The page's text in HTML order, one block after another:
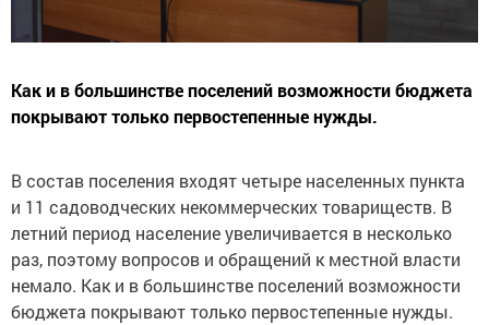
Как и в большинстве поселений возможности бюджета
покрывают только первостепенные нужды.
В состав поселения входят четыре населенных пункта
и 11 садоводческих некоммерческих товариществ. В
летний период население увеличивается в несколько
раз, поэтому вопросов и обращений к местной власти
немало. Как и в большинстве поселений возможности
бюджета покрывают только первостепенные нужды.